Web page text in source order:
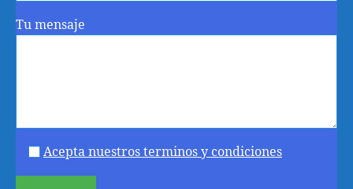
Tu mensaje
Acepta nuestros terminos y condiciones